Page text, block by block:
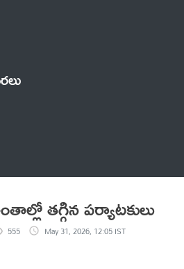
తగ్గిన పర్యాటకులు
555 May 31, 2026, 12:05 IST